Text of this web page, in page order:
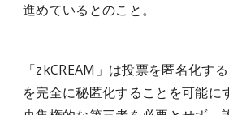
進めているとのこと。
「zkCREAM」は投票を匿名化す
を完全に秘匿化することを可能に